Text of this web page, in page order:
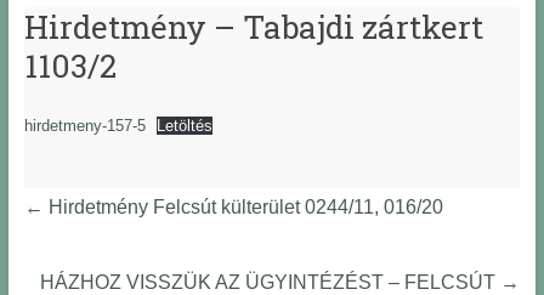
Hirdetmény – Tabajdi zártkert
1103/2
hirdetmeny-157-5 Letöltés
← Hirdetmény Felcsút külterület 0244/11, 016/20
HÁZHOZ VISSZÜK AZ ÜGYINTÉZÉST – FELCSÚT →